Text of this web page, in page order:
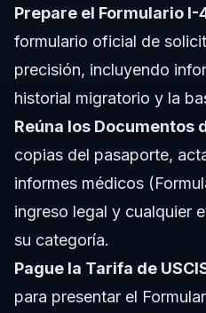
Prepare el Formulario I-
formulario oficial de
precisión, incluyendo
historial migratorio y la
Reúna los Documentos
copias del pasaporte,
informes médicos
ingreso legal y cualquier
su categoría.
Pague la Tarifa de
para presentar el